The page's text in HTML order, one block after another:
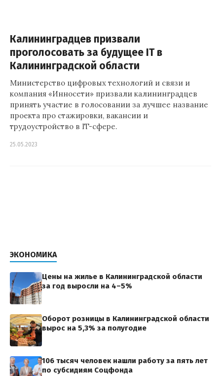
Калининградцев призвали
проголосовать за будущее IT в
Калининградской области
Министерство цифровых технологий и связи и
компания «Инносети» призвали калининградцев
принять участие в голосовании за лучшее название
проекта про стажировки, вакансии и
трудоустройство в IT-сфере.
25.05.2023
ЭКОНОМИКА
Цены на жилье в Калининградской области
за год выросли на 4–5%
Оборот розницы в Калининградской области
вырос на 5,3% за полугодие
106 тысяч человек нашли работу за пять лет
по субсидиям Соцфонда